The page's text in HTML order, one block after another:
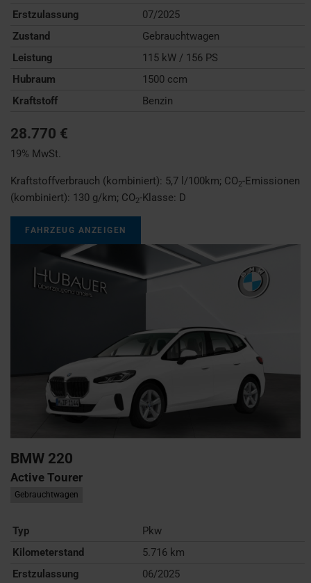
Erstzulassung
07/2025
Zustand
Gebrauchtwagen
Leistung
115 kW / 156 PS
Hubraum
1500 ccm
Kraftstoff
Benzin
28.770 €
19% MwSt.
Kraftstoffverbrauch (kombiniert): 5,7 l/100km; CO2-Emissionen
(kombiniert): 130 g/km; CO2-Klasse: D
FAHRZEUG ANZEIGEN
BMW 220
Active Tourer
Gebrauchtwagen
Typ
Pkw
Kilometerstand
5.716 km
Erstzulassung
06/2025